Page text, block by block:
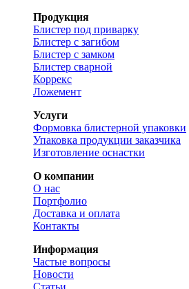
Продукция
Блистер под приварку
Блистер с загибом
Блистер с замком
Блистер сварной
Коррекс
Ложемент
Услуги
Формовка блистерной упаковки
Упаковка продукции заказчика
Изготовление оснастки
О компании
О нас
Портфолио
Доставка и оплата
Контакты
Информация
Частые вопросы
Новости
Статьи